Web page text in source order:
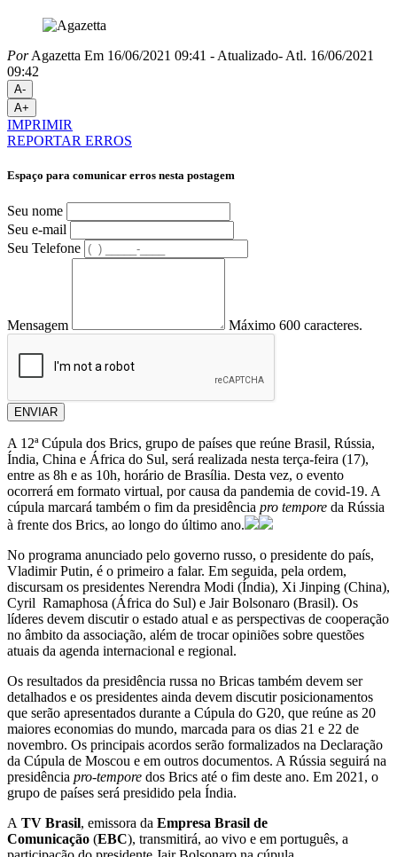
PorAgazetta Em 16/06/2021 09:41 - Atualizado- Atl. 16/06/2021
09:42
A-
A+
IMPRIMIR
REPORTAR ERROS
Espaço para comunicar erros nesta postagem
Seu nome
Seu e-mail
Seu Telefone
Mensagem Máximo 600 caracteres.
ENVIAR
A 12ª Cúpula dos Brics, grupo de países que reúne Brasil, Rússia,
Índia, China e África do Sul, será realizada nesta terça-feira (17),
entre as 8h e as 10h, horário de Brasília. Desta vez, o evento
ocorrerá em formato virtual, por causa da pandemia de covid-19. A
cúpula marcará também o fim da presidência pro tempore da Rússia
à frente dos Brics, ao longo do último ano.
No programa anunciado pelo governo russo, o presidente do país,
Vladimir Putin, é o primeiro a falar. Em seguida, pela ordem,
discursam os presidentes Nerendra Modi (Índia), Xi Jinping (China),
Cyril Ramaphosa (África do Sul) e Jair Bolsonaro (Brasil). Os
líderes devem discutir o estado atual e as perspectivas de cooperação
no âmbito da associação, além de trocar opiniões sobre questões
atuais da agenda internacional e regional.
Os resultados da presidência russa no Bricas também devem ser
detalhados e os presidentes ainda devem discutir posicionamentos
que serão apresentados durante a Cúpula do G20, que reúne as 20
maiores economias do mundo, marcada para os dias 21 e 22 de
novembro. Os principais acordos serão formalizados na Declaração
da Cúpula de Moscou e em outros documentos. A Rússia seguirá na
presidência pro-tempore dos Brics até o fim deste ano. Em 2021, o
grupo de países será presidido pela Índia.
A TV Brasil, emissora da Empresa Brasil de
Comunicação (EBC), transmitirá, ao vivo e em português, a